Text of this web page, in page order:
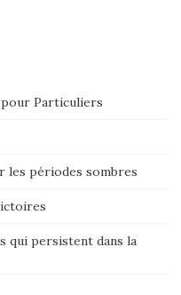
pour Particuliers
périodes sombres
qui persistent dans la